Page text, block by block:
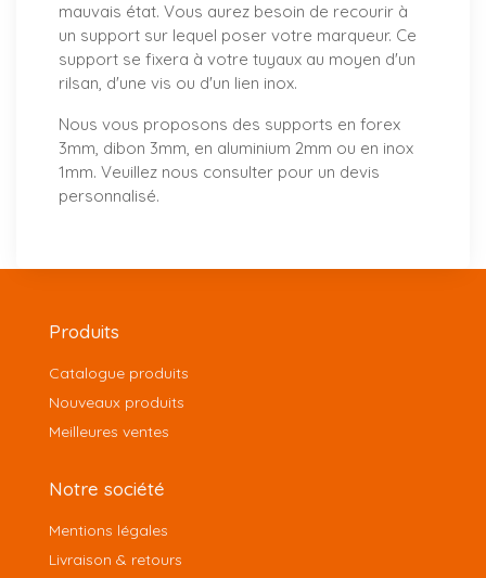
mauvais état. Vous aurez besoin de recourir à
un support sur lequel poser votre marqueur. Ce
support se fixera à votre tuyaux au moyen d'un
rilsan, d'une vis ou d'un lien inox.
Nous vous proposons des supports en forex
3mm, dibon 3mm, en aluminium 2mm ou en inox
1mm. Veuillez nous consulter pour un devis
personnalisé.
Produits
Catalogue produits
Nouveaux produits
Meilleures ventes
Notre société
Mentions légales
Livraison & retours